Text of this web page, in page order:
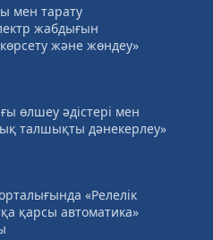
мен тарату
жабдығын
және жөндеу»
өлшеу әдістері мен
талшықты дәнекерлеу»
орталығында «Релелік
қарсы автоматика»